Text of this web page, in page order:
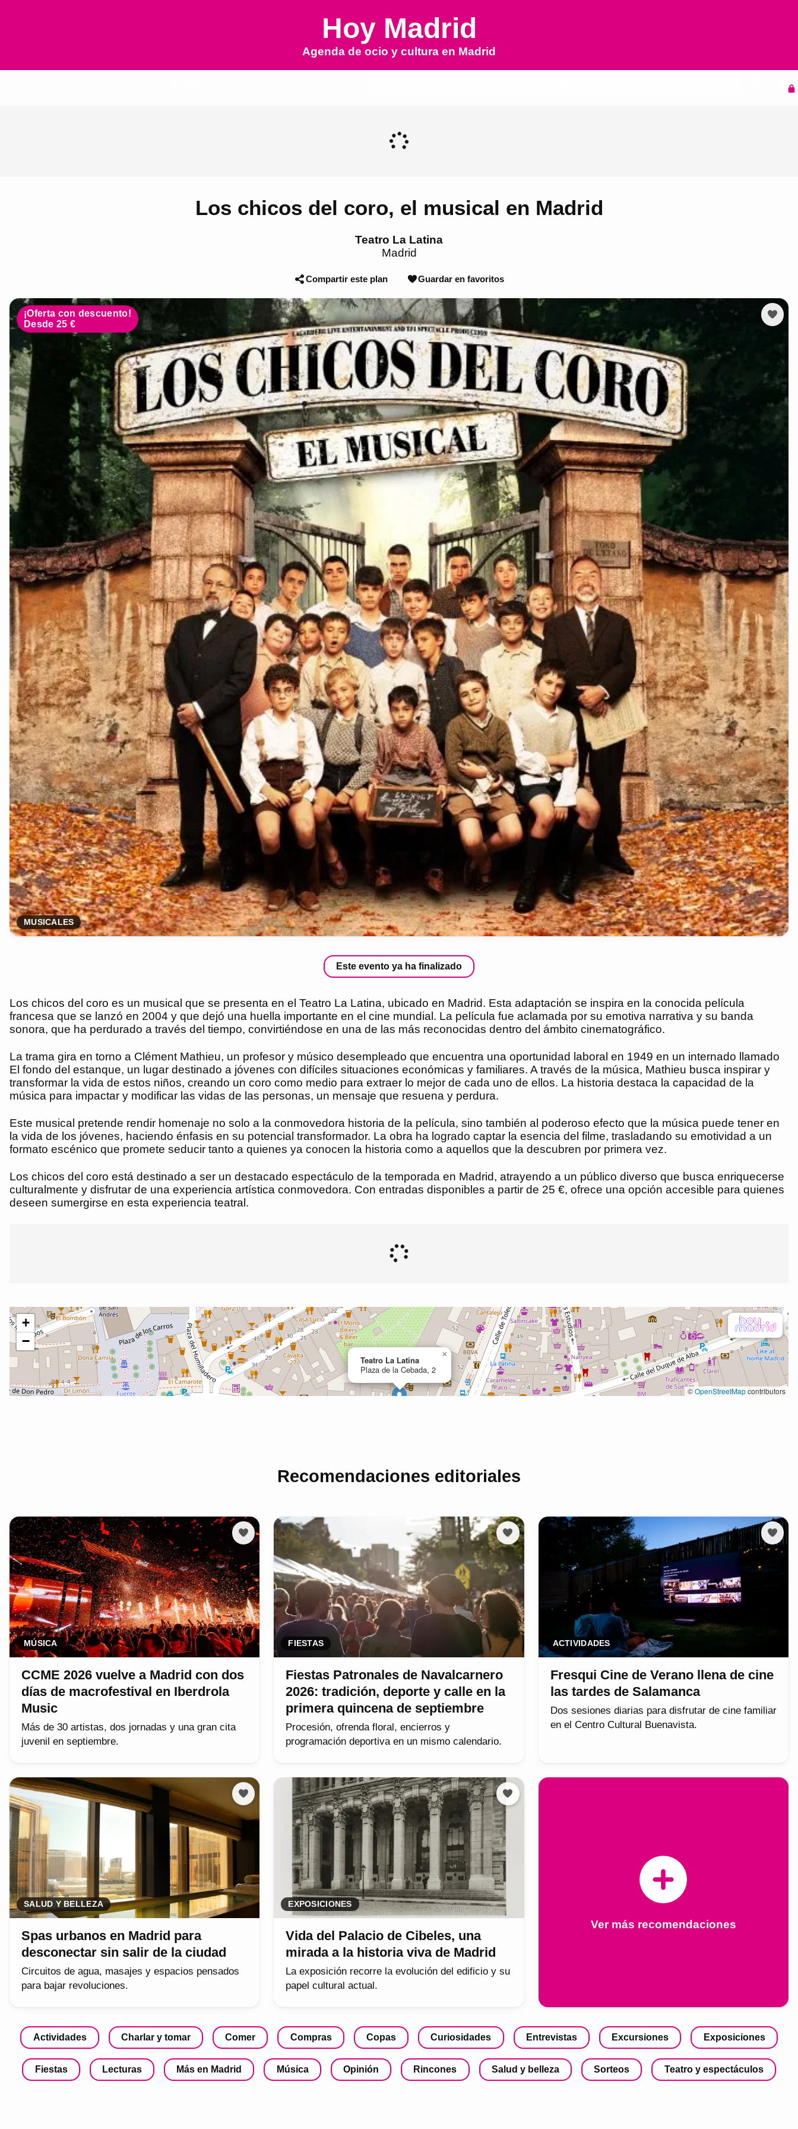
Hoy Madrid
Agenda de ocio y cultura en Madrid
Los chicos del coro, el musical en Madrid
Teatro La Latina
Madrid
Compartir este plan Guardar en favoritos
¡Oferta con descuento!
Desde 25 €
MUSICALES
Este evento ya ha finalizado
Los chicos del coro es un musical que se presenta en el Teatro La Latina, ubicado en Madrid. Esta adaptación se inspira en la conocida película
francesa que se lanzó en 2004 y que dejó una huella importante en el cine mundial. La película fue aclamada por su emotiva narrativa y su banda
sonora, que ha perdurado a través del tiempo, convirtiéndose en una de las más reconocidas dentro del ámbito cinematográfico.
La trama gira en torno a Clément Mathieu, un profesor y músico desempleado que encuentra una oportunidad laboral en 1949 en un internado llamado
El fondo del estanque, un lugar destinado a jóvenes con difíciles situaciones económicas y familiares. A través de la música, Mathieu busca inspirar y
transformar la vida de estos niños, creando un coro como medio para extraer lo mejor de cada uno de ellos. La historia destaca la capacidad de la
música para impactar y modificar las vidas de las personas, un mensaje que resuena y perdura.
Este musical pretende rendir homenaje no solo a la conmovedora historia de la película, sino también al poderoso efecto que la música puede tener en
la vida de los jóvenes, haciendo énfasis en su potencial transformador. La obra ha logrado captar la esencia del filme, trasladando su emotividad a un
formato escénico que promete seducir tanto a quienes ya conocen la historia como a aquellos que la descubren por primera vez.
Los chicos del coro está destinado a ser un destacado espectáculo de la temporada en Madrid, atrayendo a un público diverso que busca enriquecerse
culturalmente y disfrutar de una experiencia artística conmovedora. Con entradas disponibles a partir de 25 €, ofrece una opción accesible para quienes
deseen sumergirse en esta experiencia teatral.
Recomendaciones editoriales
MÚSICA
CCME 2026 vuelve a Madrid con dos
días de macrofestival en Iberdrola
Music
Más de 30 artistas, dos jornadas y una gran cita
juvenil en septiembre.
FIESTAS
Fiestas Patronales de Navalcarnero
2026: tradición, deporte y calle en la
primera quincena de septiembre
Procesión, ofrenda floral, encierros y
programación deportiva en un mismo calendario.
ACTIVIDADES
Fresqui Cine de Verano llena de cine
las tardes de Salamanca
Dos sesiones diarias para disfrutar de cine familiar
en el Centro Cultural Buenavista.
SALUD Y BELLEZA
Spas urbanos en Madrid para
desconectar sin salir de la ciudad
Circuitos de agua, masajes y espacios pensados
para bajar revoluciones.
EXPOSICIONES
Vida del Palacio de Cibeles, una
mirada a la historia viva de Madrid
La exposición recorre la evolución del edificio y su
papel cultural actual.
Ver más recomendaciones
Actividades Charlar y tomar Comer Compras Copas Curiosidades Entrevistas Excursiones Exposiciones
Fiestas Lecturas Más en Madrid Música Opinión Rincones Salud y belleza Sorteos Teatro y espectáculos